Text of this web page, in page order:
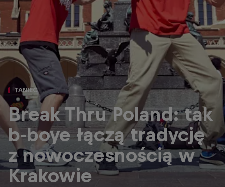
TANIEC
Break Thru Poland: tak
b-boye łączą tradycję
z nowoczesnością w
Krakowie